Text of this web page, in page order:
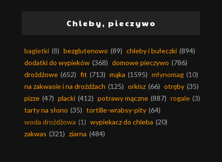
Chleby, pieczywo
bagietki (8) bezglutenowo (89) chleby i bułeczki (894)
dodatki do wypieków (368) domowe pieczywo (786)
drożdżowe (652) fit (713) mąka (1595) młynomag (10)
na zakwasie i na drożdżach (125) orkisz (66) otręby (35)
pizze (47) placki (412) potrawy mączne (887) rogale (3)
tarty na słono (35) tortille-wrabsy-pity (64)
woda drożdżowa (1) wypiekacz do chleba (20)
zakwas (321) ziarna (484)